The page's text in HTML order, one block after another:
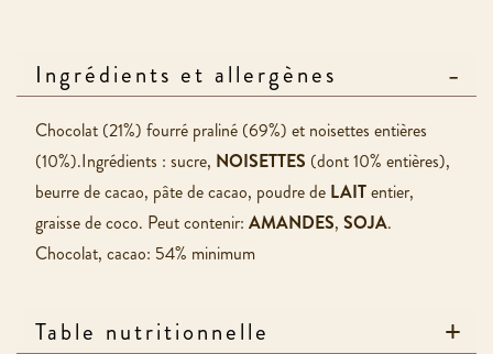
Ingrédients et allergènes
Chocolat (21%) fourré praliné (69%) et noisettes entières
(10%).Ingrédients : sucre, NOISETTES (dont 10% entières),
beurre de cacao, pâte de cacao, poudre de LAITentier,
graisse de coco. Peut contenir: AMANDES, SOJA.
Chocolat, cacao: 54% minimum
Table nutritionnelle